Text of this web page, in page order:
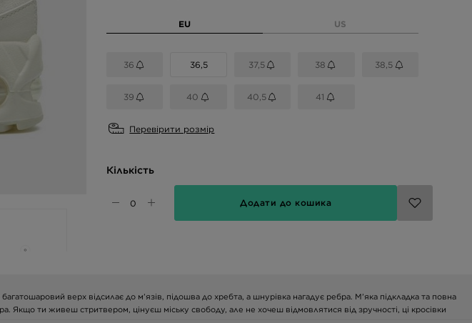
EU US
36 36,5 37,5 38 38,5
39 40 40,5 41
Перевірити розмір
Кількість
Додати до кошика
верх відсилає до м’язів, підошва до хребта, а шнурівка нагадує ребра. М’яка підкладка та повна
ти живеш стритвером, цінуєш міську свободу, але не хочеш відмовлятися від зручності, ці кросівки